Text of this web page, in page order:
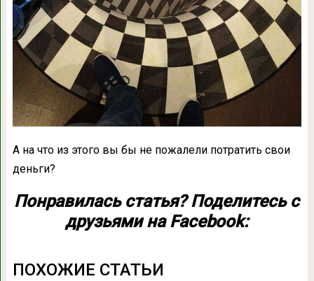
А на что из этого вы бы не пожалели потратить свои
деньги?
Понравилась статья? Поделитесь с
друзьями на Facebook:
ПОХОЖИЕ СТАТЬИ